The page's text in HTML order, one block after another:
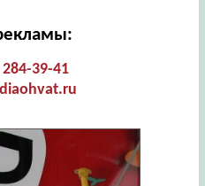
39-41